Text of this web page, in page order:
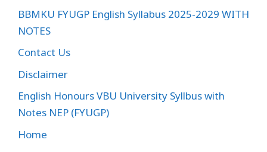
BBMKU FYUGP English Syllabus 2025-2029 WITH
NOTES
Contact Us
Disclaimer
English Honours VBU University Syllbus with
Notes NEP (FYUGP)
Home